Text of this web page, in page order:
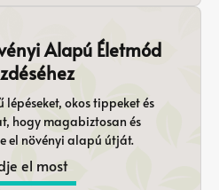
Alapú Életmód
lépéseket, okos tippeket és
hogy magabiztosan és
el növényi alapú útját.
el most